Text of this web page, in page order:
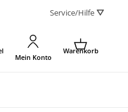
Service/Hilfe ⛛
Mein Konto
Warenkorb